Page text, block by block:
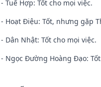
- Tuế Hợp: Tốt cho mọi việc.
- Hoạt Điệu: Tốt, nhưng gặp
- Dân Nhật: Tốt cho mọi việc.
- Ngọc Đường Hoàng Đạo: